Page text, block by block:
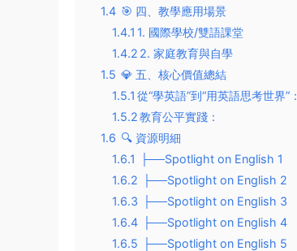
1.4 🎯 ​四、教學應用場景​
1.4.1 ​1. 國際學校/雙語課堂​
1.4.2 ​2. 家庭教育與自學​
1.5 💎 ​五、核心價值總結​
1.5.1 ​從“學英語”到“用英語思考世界”​​：
1.5.2​教育公平實踐​：
1.6 🔍 ​資源明細
1.6.1
├──Spotlight on English 1
1.6.2
├──Spotlight on English 2
1.6.3
├──Spotlight on English 3
1.6.4
├──Spotlight on English 4
1.6.5
├──Spotlight on English 5